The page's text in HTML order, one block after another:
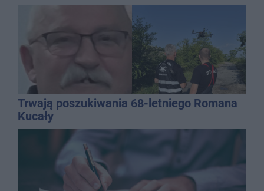
Trwają poszukiwania 68-letniego Romana
Kucały